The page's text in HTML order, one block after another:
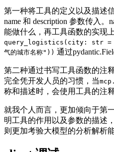
第一种将工具的定义以及描述
name 和 description 参数传入。
能做什么，再工具函数的实现上
query_logistics(city: str =
气的城市名称")) 通过
第二种通过书写工具函数的注
完全凭开发人员的习惯，当
称和描述时，会使用工具的注释
就我个人而言，更加倾向于第
明工具的作用以及参数的描述
则更加考验大模型的分析解析能